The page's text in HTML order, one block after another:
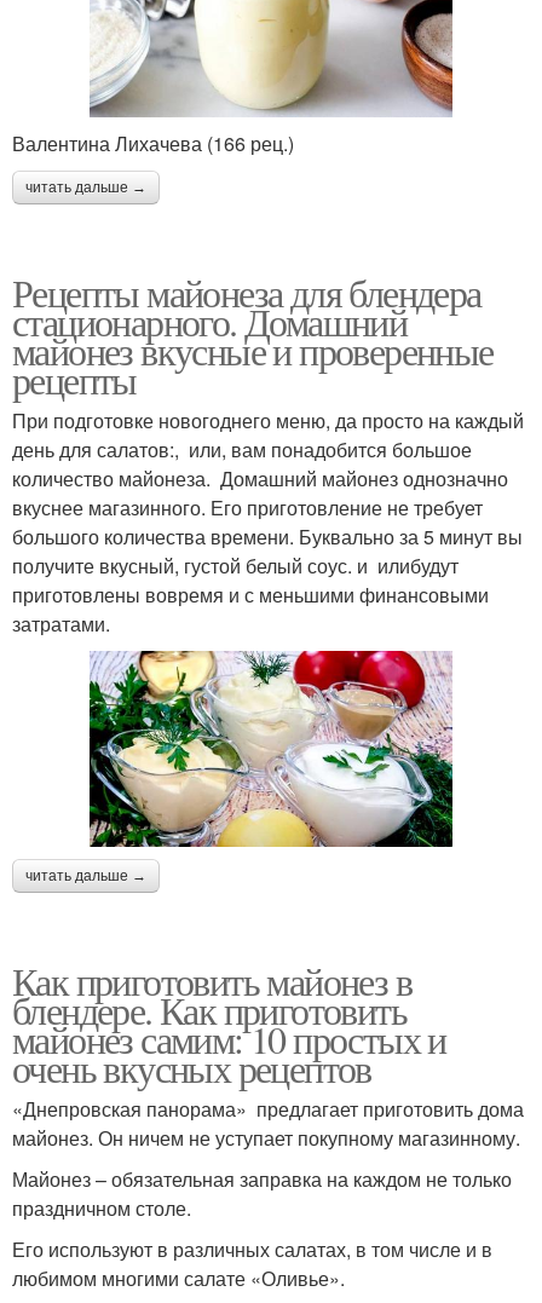
Валентина Лихачева (166 рец.)
читать дальше →
Рецепты майонеза для блендера
стационарного. Домашний
майонез вкусные и проверенные
рецепты
При подготовке новогоднего меню, да просто на каждый
день для салатов:, или, вам понадобится большое
количество майонеза. Домашний майонез однозначно
вкуснее магазинного. Его приготовление не требует
большого количества времени. Буквально за 5 минут вы
получите вкусный, густой белый соус. и илибудут
приготовлены вовремя и с меньшими финансовыми
затратами.
читать дальше →
Как приготовить майонез в
блендере. Как приготовить
майонез самим: 10 простых и
очень вкусных рецептов
«Днепровская панорама» предлагает приготовить дома
майонез. Он ничем не уступает покупному магазинному.
Майонез – обязательная заправка на каждом не только
праздничном столе.
Его используют в различных салатах, в том числе и в
любимом многими салате «Оливье».